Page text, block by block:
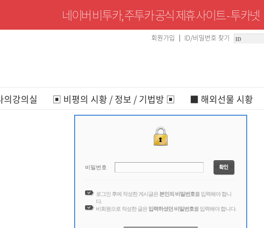
네이버 비투카, 주투카 공식 제휴 사이트 - 투카넷
회원가입 | ID/비밀번호 찾기
의강의실 ▣ 비평의 시황 / 정보 / 기법방 ▣ ■ 해외선물 시황
비밀번호
로그인 후에 작성한 게시글은 본인의 비밀번호를 입력해야 합니
다.
비회원으로 작성한 글은 입력하셨던 비밀번호를 입력해야 합니다.